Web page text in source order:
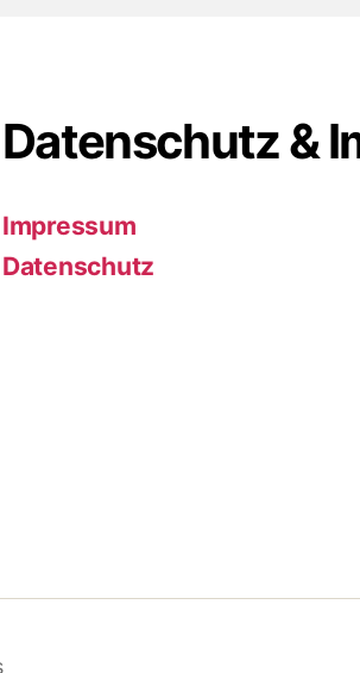
Datenschutz &
Impressum
Datenschutz